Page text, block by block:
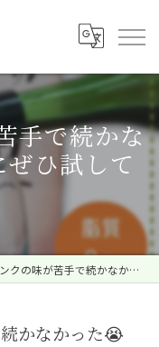
手で続かな
ひ試して
苦手で続かなかった😭という方にぜひ試してい...
かなかった😭